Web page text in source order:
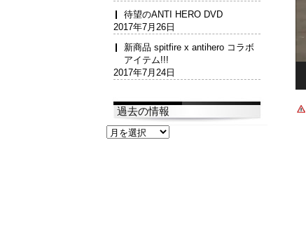
待望のANTI HERO DVD
2017年7月26日
新商品 spitfire x antihero コラボ
アイテム!!!
2017年7月24日
過去の情報
過